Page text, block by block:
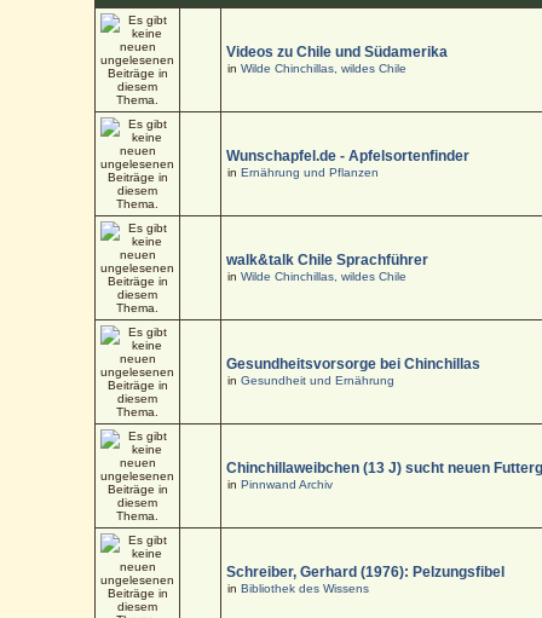
Videos zu Chile und Südamerika
inWilde Chinchillas, wildes Chile
Wunschapfel.de - Apfelsortenfinder
inErnährung und Pflanzen
walk&talk Chile Sprachführer
inWilde Chinchillas, wildes Chile
Gesundheitsvorsorge bei Chinchillas
inGesundheit und Ernährung
Chinchillaweibchen (13 J) sucht neuen
inPinnwand Archiv
Schreiber, Gerhard (1976): Pelzungsfibel
inBibliothek des Wissens